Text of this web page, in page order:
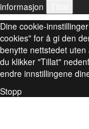
informasjon
Dine cookie-
cookies" for å gi den
benytte nettstedet
du klikker "Tillat"
endre innstillingene
Stopp